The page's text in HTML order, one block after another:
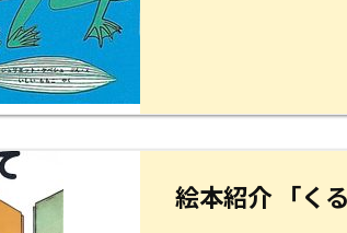
絵本紹介 「く